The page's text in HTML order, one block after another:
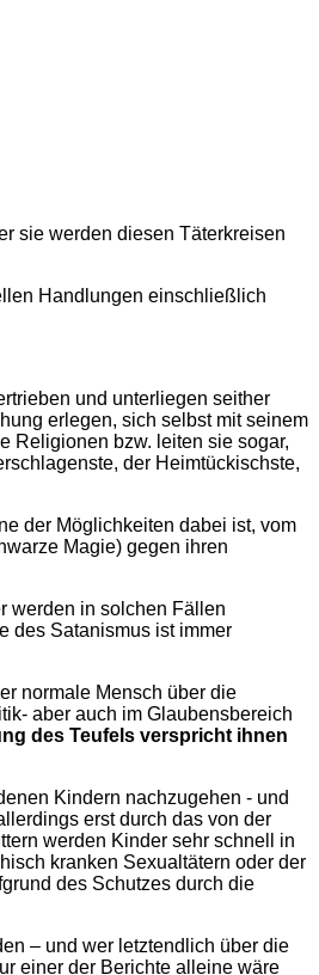
sie werden diesen Täterkreisen
Handlungen einschließlich
und unterliegen seither
erlegen, sich selbst mit seinem
Religionen bzw. leiten sie sogar,
der Heimtückischste,
der Möglichkeiten dabei ist, vom
Magie) gegen ihren
werden in solchen Fällen
des Satanismus ist immer
normale Mensch über die
aber auch im Glaubensbereich
des Teufels verspricht ihnen
Kindern nachzugehen - und
erst durch das von der
werden Kinder sehr schnell in
kranken Sexualtätern oder der
des Schutzes durch die
– und wer letztendlich über die
einer der Berichte alleine wäre